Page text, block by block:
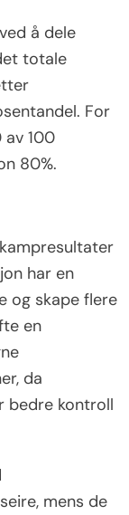
å dele
totale
For
av 100
80%.
har en
og skape flere
en
da
bedre kontroll
mens de